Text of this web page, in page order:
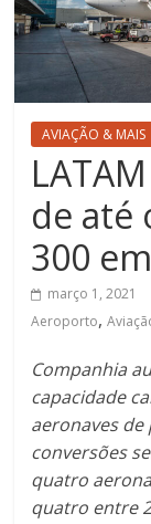
AVIAÇÃO & MAIS
de até
300
março 1, 2021
Aeroporto,
Companhia
capacidade
aeronaves de
conversões
quatro
quatro entre